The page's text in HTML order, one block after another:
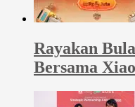
Rayakan
Bersama